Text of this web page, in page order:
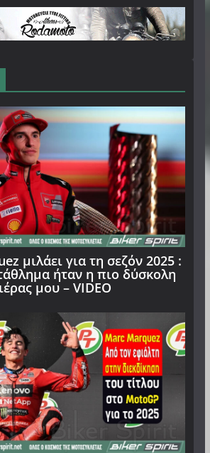
μιλάει για τη σεζόν 2025 :
ήταν η πιο δύσκολη
μου – VIDEO